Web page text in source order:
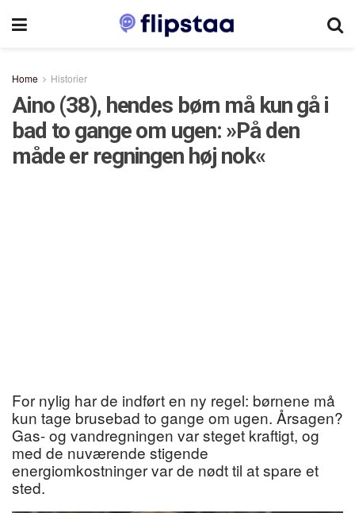
Home Historier
Aino (38), hendes børn må kun gå i
bad to gange om ugen: »På den
måde er regningen høj nok«
For nylig har de indført en ny regel: børnene må
kun tage brusebad to gange om ugen. Årsagen?
Gas- og vandregningen var steget kraftigt, og
med de nuværende stigende
energiomkostninger var de nødt til at spare et
sted.